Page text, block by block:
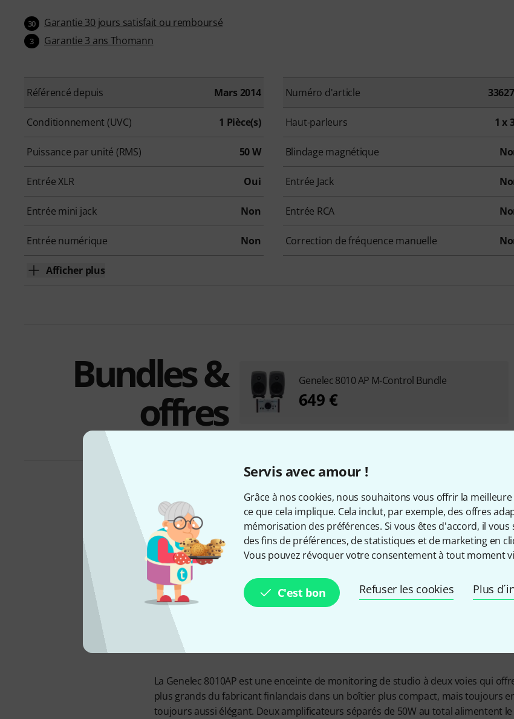
Servis avec amour !
Grâce à nos cookies, nous souhaitons vous offrir la
ce que cela implique. Cela inclut, par exemple, des offres
mémorisation des préférences. Si vous êtes d'accord, il
des fins de préférences, de statistiques et de marketing en
Vous pouvez révoquer votre consentement à tout moment
C'est bon Refuser les cookies Plus
30 Garantie 30 jours satisfait ou remboursé
3 Garantie 3 ans Thomann
Référencé depuis Mars 2014 Numéro d'article
Conditionnement (UVC) 1 Pièce(s) Haut-parleurs 1 x
Puissance par unité (RMS) 50 W Blindage magnétique
Entrée XLR Oui Entrée Jack
Entrée mini jack Non Entrée RCA
Entrée numérique Non Correction de fréquence manuelle
Afficher plus
Bundles &
offres
Genelec 8010 AP M-Control Bundle
649 €
Beaucoup
dans un petit
La Genelec 8010AP est une enceinte de monitoring de studio à deux voies qui
plus grands du fabricant finlandais dans un boîtier plus compact, mais toujours
toujours aussi élégant. Deux amplificateurs séparés de 50W au total alimentent